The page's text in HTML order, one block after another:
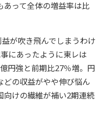
って全体の増益率は比
が吹き飛んでしまうわけ
にあったように東レは
円強と前期比27％増。円
の収益がやや伸び悩ん
向けの繊維が補い2期連続